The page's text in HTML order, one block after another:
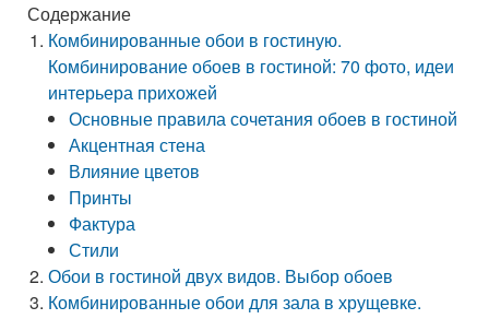
Содержание
Комбинированные обои в гостиную.
Комбинирование обоев в гостиной: 70 фото, идеи
интерьера прихожей
Основные правила сочетания обоев в гостиной
Акцентная стена
Влияние цветов
Принты
Фактура
Стили
Обои в гостиной двух видов. Выбор обоев
Комбинированные обои для зала в хрущевке.